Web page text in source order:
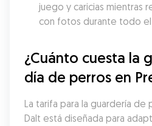
juego y caricias mientras
con fotos durante todo el
¿Cuánto cuesta la
día de perros en
La tarifa para la guardería de
Dalt está diseñada para